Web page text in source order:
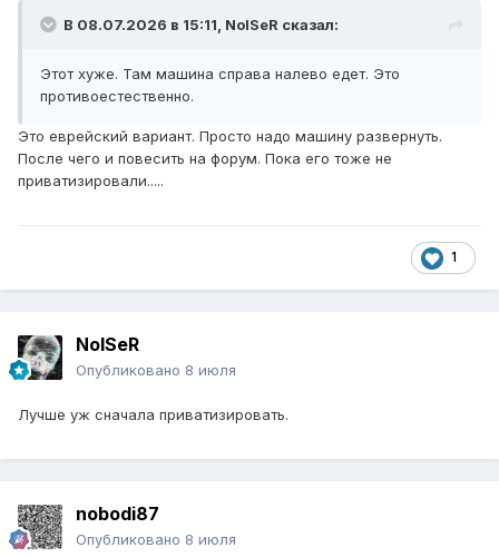
В 08.07.2026 в 15:11, NoISeR сказал:
Этот хуже. Там машина справа налево едет. Это
противоестественно.
Это еврейский вариант. Просто надо машину развернуть.
После чего и повесить на форум. Пока его тоже не
приватизировали.....
1
NoISeR
Опубликовано 8 июля
Лучше уж сначала приватизировать.
nobodi87
Опубликовано 8 июля